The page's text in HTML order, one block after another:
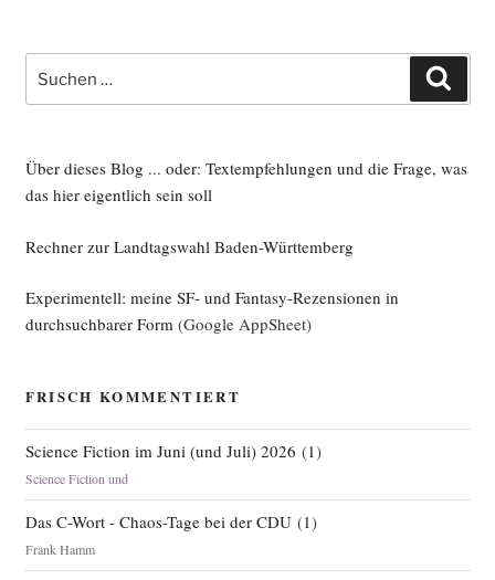
nach:
Über dieses Blog ... oder: Textempfehlungen und die Frage, was
das hier eigentlich sein soll
Rechner zur Landtagswahl Baden-Württemberg
Experimentell: meine SF- und Fantasy-Rezensionen in
durchsuchbarer Form(Google AppSheet)
FRISCH KOMMENTIERT
Science Fiction im Juni (und Juli) 2026 (1)
Science Fiction und
Das C-Wort - Chaos-Tage bei der CDU(1)
Frank Hamm